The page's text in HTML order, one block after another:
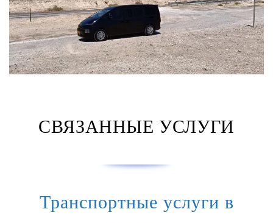
СВЯЗАННЫЕ УСЛУГИ
Транспортные услуги в